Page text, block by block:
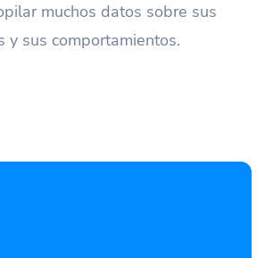
muchos datos sobre sus
y sus comportamientos.